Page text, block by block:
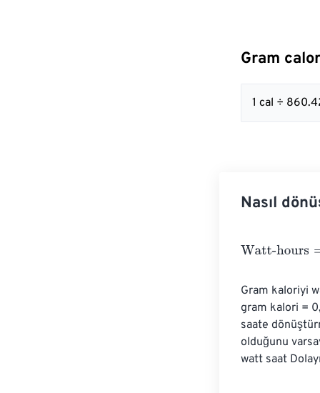
Gram
1 cal ÷
Nasıl
Watt-hours
Gram kaloriyi
gram kalori =
saate
olduğunu
watt saat